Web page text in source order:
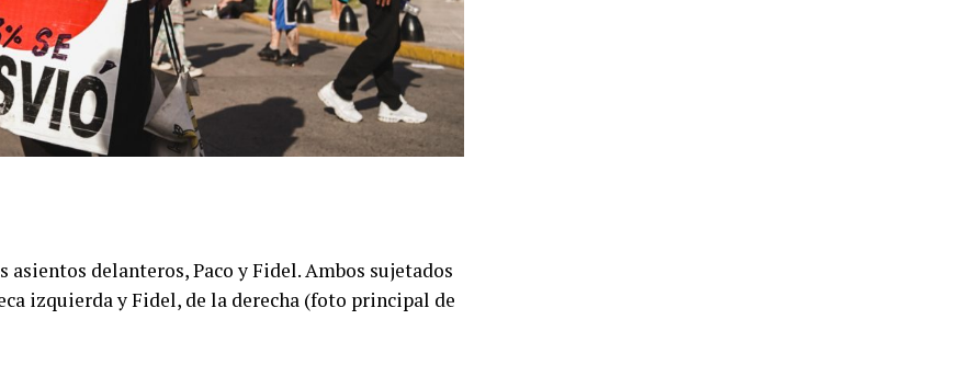
delanteros, Paco y Fidel. Ambos sujetados
izquierda y Fidel, de la derecha (foto principal de